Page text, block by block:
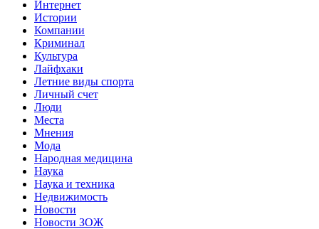
Интернет
Истории
Компании
Криминал
Культура
Лайфхаки
Летние виды спорта
Личный счет
Люди
Места
Мнения
Мода
Народная медицина
Наука
Наука и техника
Недвижимость
Новости
Новости ЗОЖ